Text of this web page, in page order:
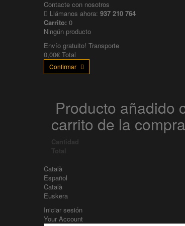
Contacte con nosotros
Llámanos ahora: 937 210 764
Carrito: 0
Ningún producto
Envío gratuito! Transporte
0,00€ Total
Confirmar
Producto añadido
carrito de la compra
Cantidad
Total
Català
Español
Català
Euskera
Iniciar sesión
Your Account